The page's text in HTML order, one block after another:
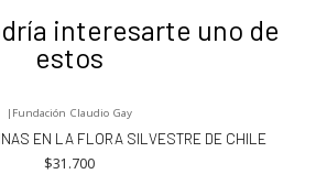
interesarte uno de
estos
| Fundación Claudio Gay
EN LA FLORA SILVESTRE DE CHILE
$31.700